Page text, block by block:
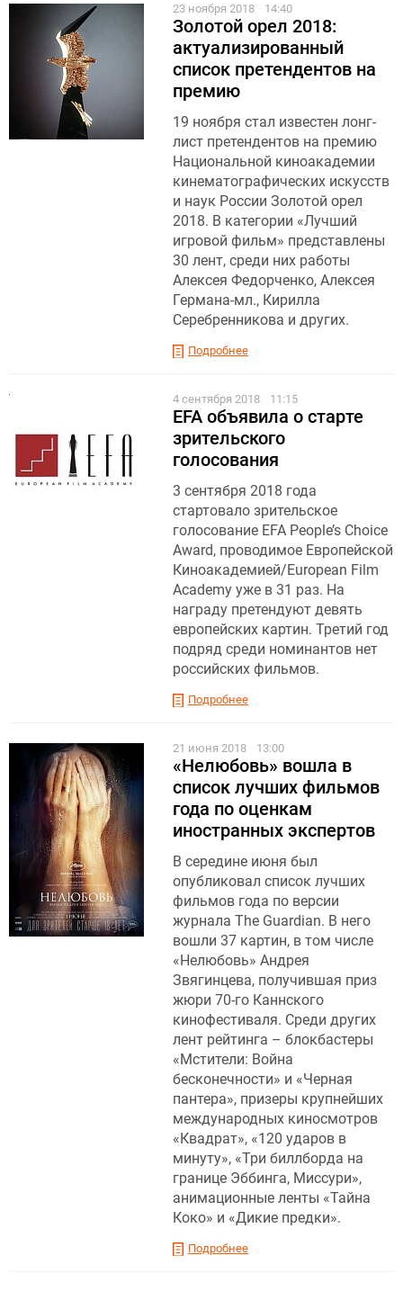
23 ноября 2018 14:40
Золотой орел 2018:
актуализированный
список претендентов на
премию
19 ноября стал известен лонг-
лист претендентов на премию
Национальной киноакадемии
кинематографических искусств
и наук России Золотой орел
2018. В категории «Лучший
игровой фильм» представлены
30 лент, среди них работы
Алексея Федорченко, Алексея
Германа-мл., Кирилла
Серебренникова и других.
Подробнее
4 сентября 2018 11:15
EFA объявила о старте
зрительского
голосования
3 сентября 2018 года
стартовало зрительское
голосование EFA People’s Choice
Award, проводимое Европейской
Киноакадемией/European Film
Academy уже в 31 раз. На
награду претендуют девять
европейских картин. Третий год
подряд среди номинантов нет
российских фильмов.
Подробнее
21 июня 2018 13:00
«Нелюбовь» вошла в
список лучших фильмов
года по оценкам
иностранных экспертов
В середине июня был
опубликовал список лучших
фильмов года по версии
журнала The Guardian. В него
вошли 37 картин, в том числе
«Нелюбовь» Андрея
Звягинцева, получившая приз
жюри 70-го Каннского
кинофестиваля. Среди других
лент рейтинга – блокбастеры
«Мстители: Война
бесконечности» и «Черная
пантера», призеры крупнейших
международных киносмотров
«Квадрат», «120 ударов в
минуту», «Три биллборда на
границе Эббинга, Миссури»,
анимационные ленты «Тайна
Коко» и «Дикие предки».
Подробнее